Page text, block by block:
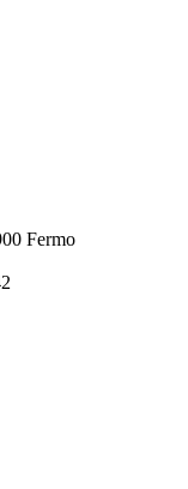
Fermo